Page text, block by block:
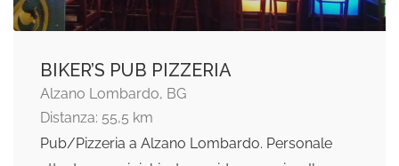
BIKER’S PUB PIZZERIA
Alzano Lombardo, BG
Distanza: 55,5 km
Pub/Pizzeria a Alzano Lombardo. Personale